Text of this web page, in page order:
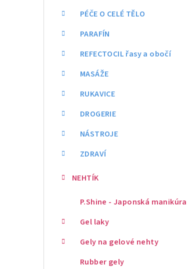
PÉČE O CELÉ TĚLO
PARAFÍN
REFECTOCIL řasy a obočí
MASÁŽE
RUKAVICE
DROGERIE
NÁSTROJE
ZDRAVÍ
NEHTÍK
P.Shine - Japonská manikúra
Gel laky
Gely na gelové nehty
Rubber gely